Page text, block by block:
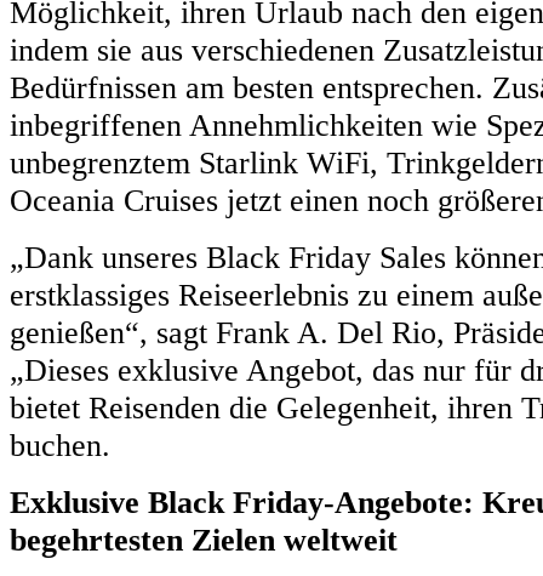
Möglichkeit, ihren Urlaub nach den
indem sie aus verschiedenen
Bedürfnissen am besten entsprechen.
inbegriffenen Annehmlichkeiten wie
unbegrenztem Starlink WiFi,
Oceania Cruises jetzt einen noch
„Dank unseres Black Friday Sales
erstklassiges Reiseerlebnis zu einem
genießen“, sagt Frank A. Del Rio,
„Dieses exklusive Angebot, das nur für
bietet Reisenden die Gelegenheit, ihren
buchen.
Exklusive Black Friday-Angebote:
begehrtesten Zielen weltweit